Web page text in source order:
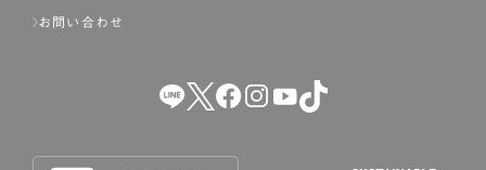
お問い合わせ